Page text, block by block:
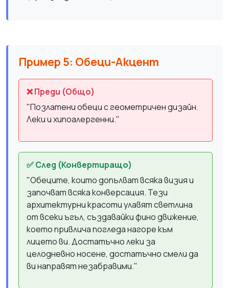
Пример 5: Обеци-Акцент
❌ Преди (Общо)
"Позлатени обеци с геометричен дизайн.
Леки и хипоалергенни."
✅ След (Конвертиращо)
"Обеците, които допълват всяка визия и
започват всяка конверсация. Тези
архитектурни красоти улавят светлина
от всеки ъгъл, създавайки фино движение,
което привлича погледа нагоре към
лицето ви. Достатъчно леки за
целодневно носене, достатъчно смели да
ви направят незабравими."